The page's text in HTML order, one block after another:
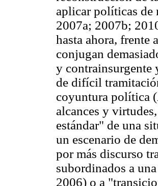
aplicar políticas de
2007a; 2007b;
hasta ahora, frente
conjugan
y contrainsurgente
de difícil
coyuntura política
alcances y
estándar" de una
un escenario de
por más discurso
subordinados a
2006) o a